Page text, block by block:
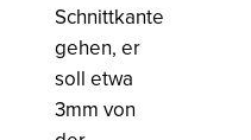
Schnittkante
gehen, er
soll etwa
3mm von